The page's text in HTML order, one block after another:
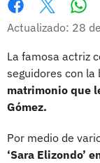
Facebook
X
Actualizado: 28
La famosa actriz
seguidores con la
matrimonio que
Gómez.
Por medio de
‘Sara Elizondo’